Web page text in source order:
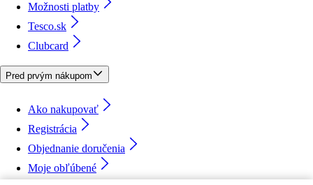
Možnosti platby
Tesco.sk
Clubcard
Pred prvým nákupom
Ako nakupovať
Registrácia
Objednanie doručenia
Moje obľúbené